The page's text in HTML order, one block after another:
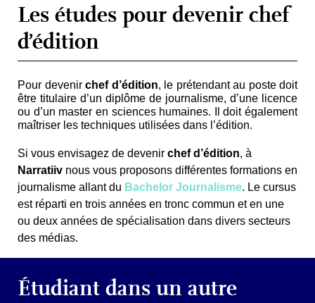
Les études pour devenir chef
d’édition
Pour devenir chef d’édition, le prétendant au poste doit
être titulaire d’un diplôme de journalisme, d’une licence
ou d’un master en sciences humaines. Il doit également
maîtriser les techniques utilisées dans l’édition.
Si vous envisagez de devenir chef d’édition, à
Narratiiv nous vous proposons différentes formations en
journalisme allant du Bachelor Journalisme. Le cursus
est réparti en trois années en tronc commun et en une
ou deux années de spécialisation dans divers secteurs
des médias.
Étudiant dans un autre